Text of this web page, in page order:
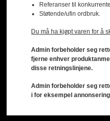
Referanser til
Støtende/ufin ordbruk.
Du må ha kjøpt varen for å
Admin forbeholder seg
fjerne enhver
disse retningslinjene.
Admin forbeholder seg
i for eksempel